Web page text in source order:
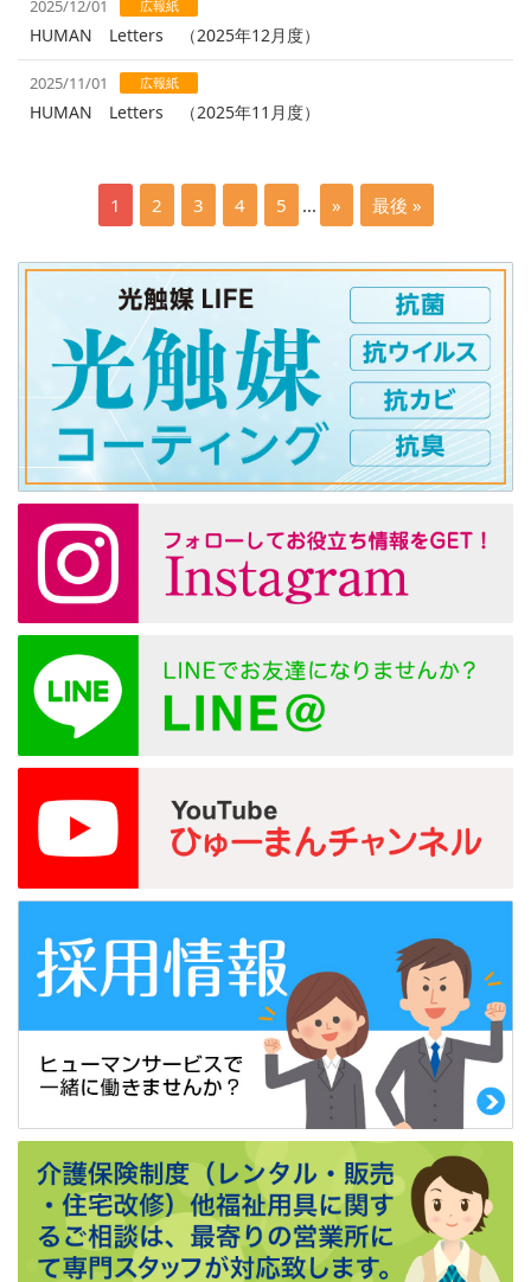
2025/12/01 広報紙
HUMAN Letters （2025年12月度）
2025/11/01 広報紙
HUMAN Letters （2025年11月度）
1 2 3 4 5 ... » 最後 »